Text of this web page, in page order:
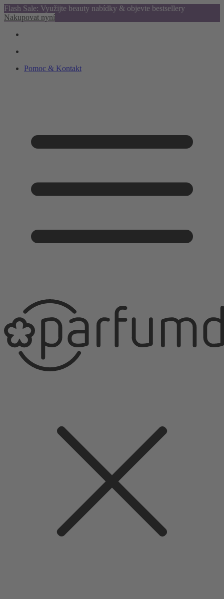
Flash Sale: Využijte beauty nabídky & objevte bestsellery
Nakupovat nyní
Pomoc & Kontakt